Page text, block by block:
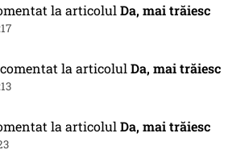
la articolulDa, mai trăiesc
la articolulDa, mai trăiesc
la articolulDa, mai trăiesc